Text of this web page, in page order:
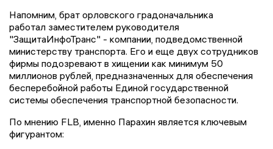
Напомним, брат орловского градоначальника
работал заместителем руководителя
"ЗащитаИнфоТранс" - компании, подведомственной
министерству транспорта. Его и еще двух сотрудников
фирмы подозревают в хищении как минимум 50
миллионов рублей, предназначенных для обеспечения
бесперебойной работы Единой государственной
системы обеспечения транспортной безопасности.
По мнению FLB, именно Парахин является ключевым
фигурантом: